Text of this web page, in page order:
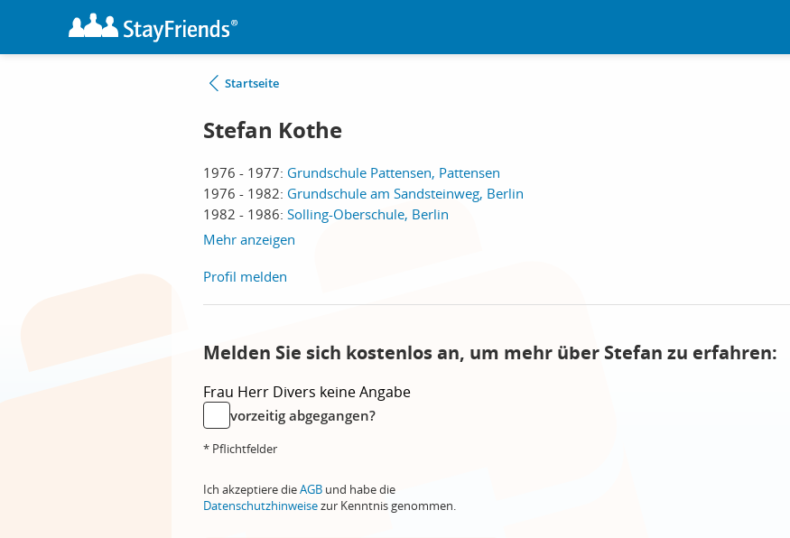
Startseite
Stefan Kothe
1976 - 1977: Grundschule Pattensen, Pattensen
1976 - 1982: Grundschule am Sandsteinweg, Berlin
1982 - 1986: Solling-Oberschule, Berlin
Mehr anzeigen
Profil melden
Melden Sie sich kostenlos an, um mehr über Stefan zu erfahren:
Frau Herr Divers keine Angabe
vorzeitig abgegangen?
* Pflichtfelder
Ich akzeptiere dieAGB und habe die
Datenschutzhinweisezur Kenntnis genommen.